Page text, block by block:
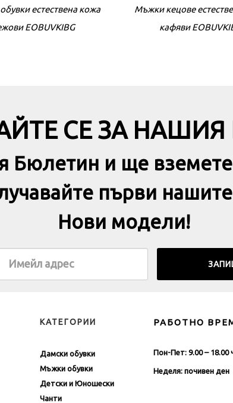
естествена кожа
Дамски обувки
черни
Мъжки кецове
кафяви
СЕ ЗА
Бюлетин и ще вземете
първи
Нови модели!